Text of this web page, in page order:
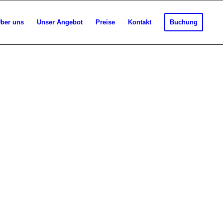
uns Unser Angebot Preise Kontakt Buchung